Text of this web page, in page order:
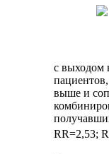
с выходом
выше и
RR=2,53; R